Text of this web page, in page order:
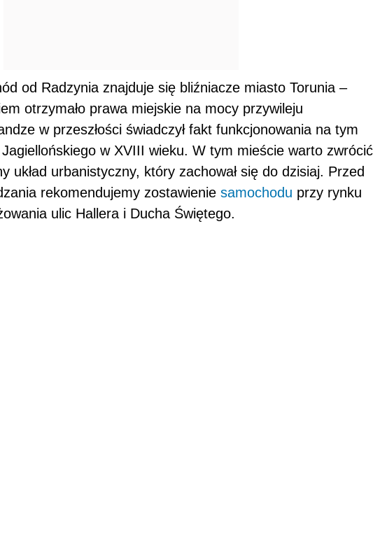
od Radzynia znajduje się bliźniacze miasto Torunia –
otrzymało prawa miejskie na mocy przywileju
w przeszłości świadczył fakt funkcjonowania na tym
w XVIII wieku. W tym mieście warto zwrócić
układ urbanistyczny, który zachował się do dzisiaj. Przed
rekomendujemy zostawienie samochodu przy rynku
ulic Hallera i Ducha Świętego.